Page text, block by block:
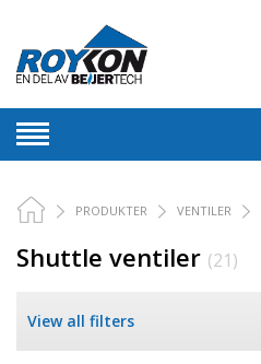
PRODUKTER VENTILER
Shuttle ventiler (21)
View all filters